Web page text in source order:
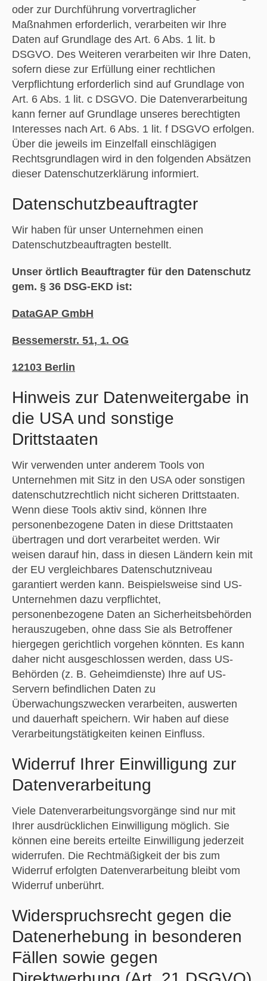
oder zur Durchführung vorvertraglicher
Maßnahmen erforderlich, verarbeiten wir Ihre
Daten auf Grundlage des Art. 6 Abs. 1 lit. b
DSGVO. Des Weiteren verarbeiten wir Ihre Daten,
sofern diese zur Erfüllung einer rechtlichen
Verpflichtung erforderlich sind auf Grundlage von
Art. 6 Abs. 1 lit. c DSGVO. Die Datenverarbeitung
kann ferner auf Grundlage unseres berechtigten
Interesses nach Art. 6 Abs. 1 lit. f DSGVO erfolgen.
Über die jeweils im Einzelfall einschlägigen
Rechtsgrundlagen wird in den folgenden Absätzen
dieser Datenschutzerklärung informiert.
Datenschutz­beauftragter
Wir haben für unser Unternehmen einen
Datenschutzbeauftragten bestellt.
Unser örtlich Beauftragter für den Datenschutz
gem. § 36 DSG-EKD ist:
DataGAP GmbH
Bessemerstr. 51, 1. OG
12103 Berlin
Hinweis zur Datenweitergabe in
die USA und sonstige
Drittstaaten
Wir verwenden unter anderem Tools von
Unternehmen mit Sitz in den USA oder sonstigen
datenschutzrechtlich nicht sicheren Drittstaaten.
Wenn diese Tools aktiv sind, können Ihre
personenbezogene Daten in diese Drittstaaten
übertragen und dort verarbeitet werden. Wir
weisen darauf hin, dass in diesen Ländern kein mit
der EU vergleichbares Datenschutzniveau
garantiert werden kann. Beispielsweise sind US-
Unternehmen dazu verpflichtet,
personenbezogene Daten an Sicherheitsbehörden
herauszugeben, ohne dass Sie als Betroffener
hiergegen gerichtlich vorgehen könnten. Es kann
daher nicht ausgeschlossen werden, dass US-
Behörden (z. B. Geheimdienste) Ihre auf US-
Servern befindlichen Daten zu
Überwachungszwecken verarbeiten, auswerten
und dauerhaft speichern. Wir haben auf diese
Verarbeitungstätigkeiten keinen Einfluss.
Widerruf Ihrer Einwilligung zur
Datenverarbeitung
Viele Datenverarbeitungsvorgänge sind nur mit
Ihrer ausdrücklichen Einwilligung möglich. Sie
können eine bereits erteilte Einwilligung jederzeit
widerrufen. Die Rechtmäßigkeit der bis zum
Widerruf erfolgten Datenverarbeitung bleibt vom
Widerruf unberührt.
Widerspruchsrecht gegen die
Datenerhebung in besonderen
Fällen sowie gegen